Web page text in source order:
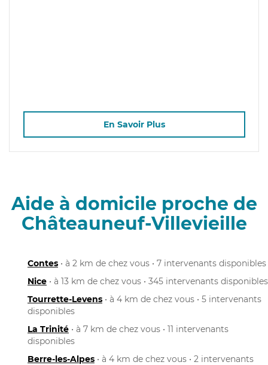
En Savoir Plus
Aide à domicile proche de
Châteauneuf-Villevieille
Contes • à 2 km de chez vous • 7 intervenants disponibles
Nice • à 13 km de chez vous • 345 intervenants disponibles
Tourrette-Levens • à 4 km de chez vous • 5 intervenants
disponibles
La Trinité • à 7 km de chez vous • 11 intervenants
disponibles
Berre-les-Alpes • à 4 km de chez vous • 2 intervenants